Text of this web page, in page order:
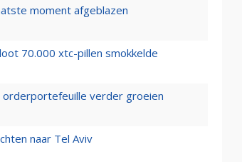
moment afgeblazen
70.000 xtc-pillen smokkelde
verder groeien
naar Tel Aviv